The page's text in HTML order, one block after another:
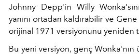
Johnny Depp'in Willy
yanını ortadan kaldırabilir ve Gene
orijinal 1971 versiyonunu yeniden
Bu yeni versiyon, genç Wonka'nın